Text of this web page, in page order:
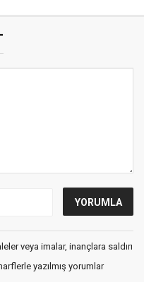
veya imalar, inançlara saldırı
yazılmış yorumlar